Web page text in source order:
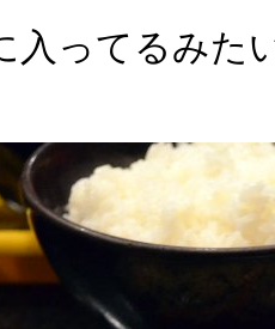
入ってるみた